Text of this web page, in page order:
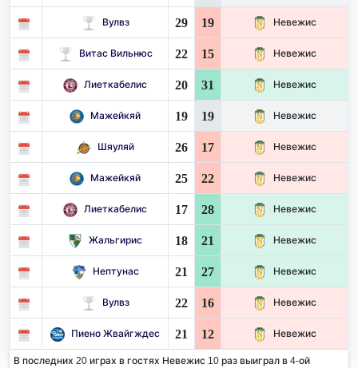
Вулвз 29 19 Невежис
Витас Вильнюс 22 15 Невежис
Лиеткабелис 20 31 Невежис
Мажейкяй 19 19 Невежис
Шяуляй 26 17 Невежис
Мажейкяй 25 22 Невежис
Лиеткабелис 17 28 Невежис
Жальгирис 18 21 Невежис
Нептунас 21 27 Невежис
Вулвз 22 16 Невежис
Пиено Жвайгждес 21 12 Невежис
В последних 20 играх в гостях Невежис 10 раз выиграл в 4-ой